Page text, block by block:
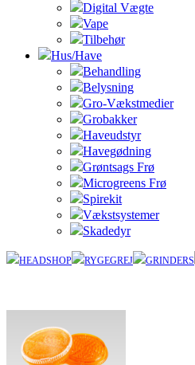
Digital Vægte
Vape
Tilbehør
Hus/Have
Behandling
Belysning
Gro-Vækstmedier
Grobakker
Haveudstyr
Havegødning
Grøntsags Frø
Microgreens Frø
Spirekit
Vækstsystemer
Skadedyr
HEADSHOP RYGEGREJ GRINDERS